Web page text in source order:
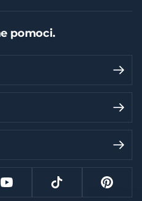
pomoci.